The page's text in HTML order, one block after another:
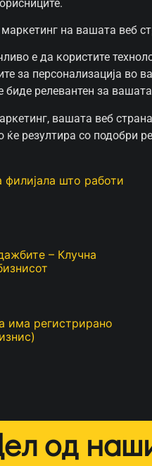
на вашата веб
е да користите
за персонализација во
релевантен за
вашата веб
ќе резултира со
филијала што работи
– Клучна
има регистрирано
од